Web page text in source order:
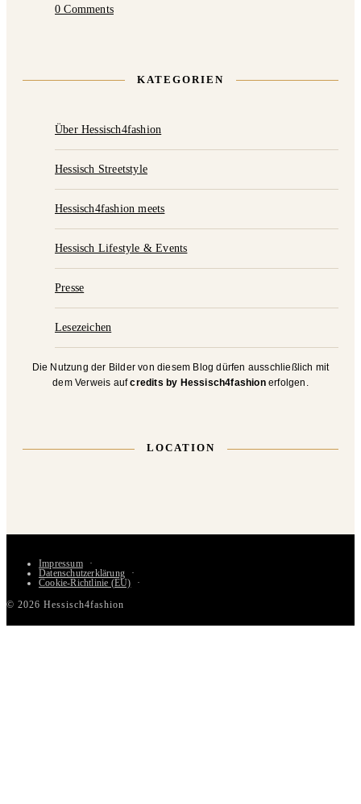
0 Comments
KATEGORIEN
Über Hessisch4fashion
Hessisch Streetstyle
Hessisch4fashion meets
Hessisch Lifestyle & Events
Presse
Lesezeichen
Die Nutzung der Bilder von diesem Blog dürfen ausschließlich mit
dem Verweis aufcredits by Hessisch4fashionerfolgen.
LOCATION
Impressum
Datenschutzerklärung
Cookie-Richtlinie (EU)
© 2026 Hessisch4fashion